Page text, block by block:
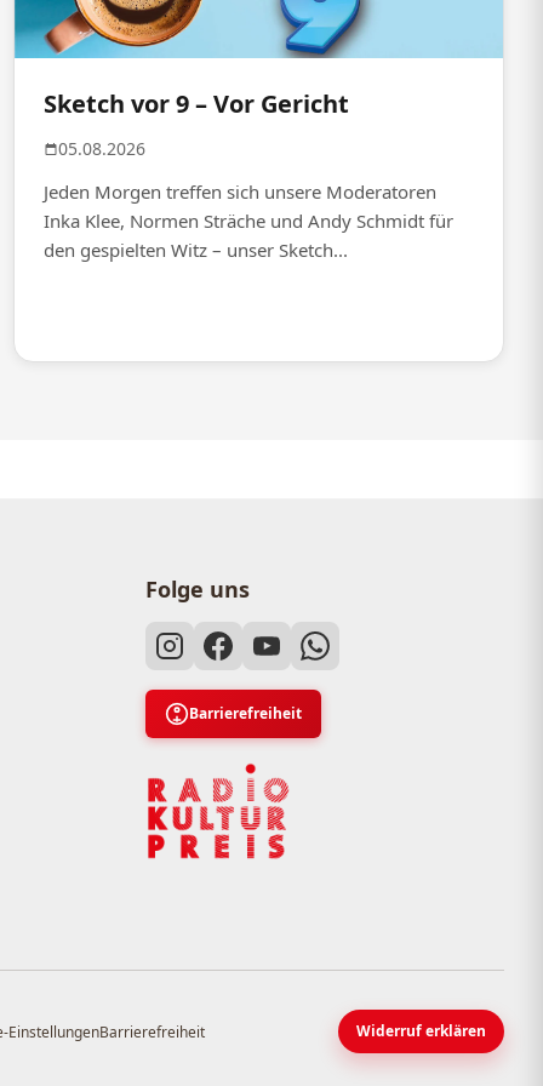
Sketch vor 9 – Vor Gericht
05.08.2026
Jeden Morgen treffen sich unsere Moderatoren
Inka Klee, Normen Sträche und Andy Schmidt für
den gespielten Witz – unser Sketch...
Folge uns
Barrierefreiheit
EinstellungenBarrierefreiheit Widerruf erklären